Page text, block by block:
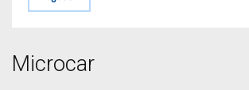
Microcar